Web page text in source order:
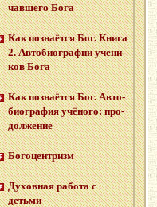
чав­ше­го Бога
Как по­зна­ёт­ся Бог. Книга
2. Ав­то­био­гра­фии уче­ни­
ков Бога
Как по­зна­ёт­ся Бог. Ав­то­
био­гра­фия учё­но­го: про­
дол­же­ние
Бо­го­цен­тризм
Ду­хов­ная ра­бо­та с
детьми